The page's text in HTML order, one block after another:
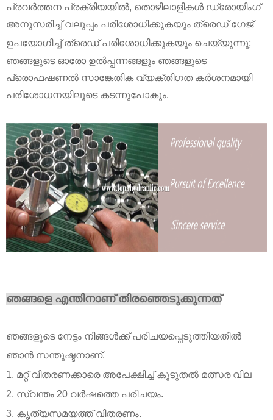
പ്രവർത്തന പ്രക്രിയയിൽ, തൊഴിലാളികൾ ഡ്രോയിംഗ്
അനുസരിച്ച് വലുപ്പം പരിശോധിക്കുകയും ത്രെഡ് ഗേജ്
ഉപയോഗിച്ച് ത്രെഡ് പരിശോധിക്കുകയും ചെയ്യുന്നു;
ഞങ്ങളുടെ ഓരോ ഉൽപ്പന്നങ്ങളും ഞങ്ങളുടെ
പ്രൊഫഷണൽ സാങ്കേതിക വ്യക്തിഗത കർശനമായി
പരിശോധനയിലൂടെ കടന്നുപോകും.
ഞങ്ങളെ എന്തിനാണ് തിരഞ്ഞെടുക്കുന്നത്
ഞങ്ങളുടെ നേട്ടം നിങ്ങൾക്ക് പരിചയപ്പെടുത്തിയതിൽ
ഞാൻ സന്തുഷ്ടനാണ്.
1. മറ്റ് വിതരണക്കാരെ അപേക്ഷിച്ച് കൂടുതൽ മത്സര വില
2. സ്വന്തം 20 വർഷത്തെ പരിചയം.
3. കൃത്യസമയത്ത് വിതരണം.